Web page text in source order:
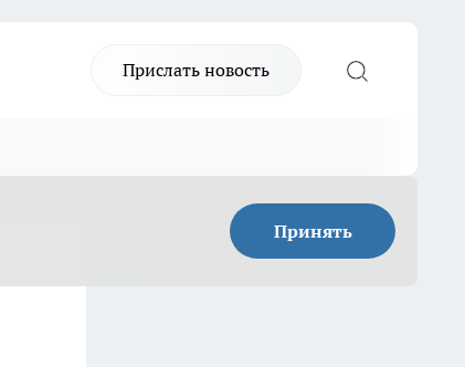
Прислать новость
Принять